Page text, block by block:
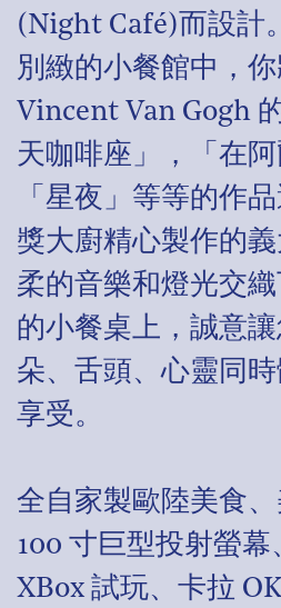
(Night Café)而設計
別緻的小餐館中，
Vincent Van Gogh
天咖啡座」，「在阿
「星夜」等等的作
獎大廚精心製作的
柔的音樂和燈光交
的小餐桌上，誠意
朵、舌頭、心靈同
享受。
全自家製歐陸美食、
100 寸巨型投射螢
XBox 試玩、卡拉